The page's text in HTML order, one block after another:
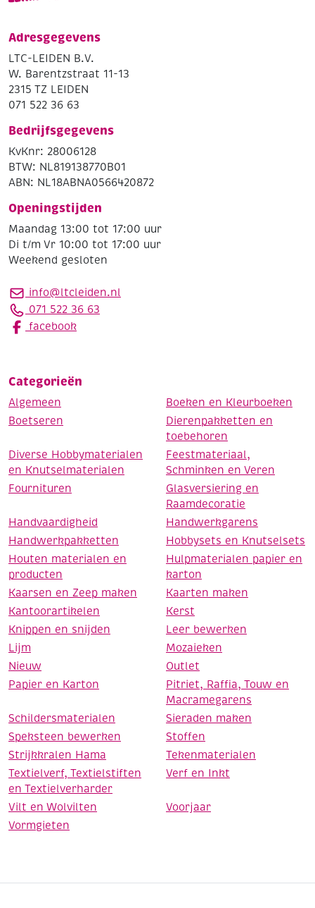
Adresgegevens
LTC-LEIDEN B.V.
W. Barentzstraat 11-13
2315 TZ LEIDEN
071 522 36 63
Bedrijfsgegevens
KvKnr: 28006128
BTW: NL819138770B01
ABN: NL18ABNA0566420872
Openingstijden
Maandag 13:00 tot 17:00 uur
Di t/m Vr 10:00 tot 17:00 uur
Weekend gesloten
info@ltcleiden.nl
071 522 36 63
facebook
Categorieën
Algemeen
Boeken en Kleurboeken
Boetseren
Dierenpakketten en
toebehoren
Diverse Hobbymaterialen
en Knutselmaterialen
Feestmateriaal,
Schminken en Veren
Fournituren
Glasversiering en
Raamdecoratie
Handvaardigheid
Handwerkgarens
Handwerkpakketten
Hobbysets en Knutselsets
Houten materialen en
producten
Hulpmaterialen papier en
karton
Kaarsen en Zeep maken
Kaarten maken
Kantoorartikelen
Kerst
Knippen en snijden
Leer bewerken
Lijm
Mozaieken
Nieuw
Outlet
Papier en Karton
Pitriet, Raffia, Touw en
Macramegarens
Schildersmaterialen
Sieraden maken
Speksteen bewerken
Stoffen
Strijkkralen Hama
Tekenmaterialen
Textielverf, Textielstiften
en Textielverharder
Verf en Inkt
Vilt en Wolvilten
Voorjaar
Vormgieten